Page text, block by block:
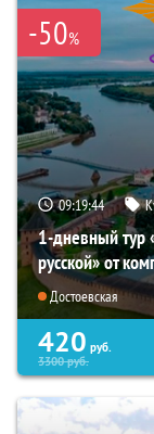
-50%
09:19:43
1-дневный тур
русской» от
Достоевская
420 руб.
3300руб.